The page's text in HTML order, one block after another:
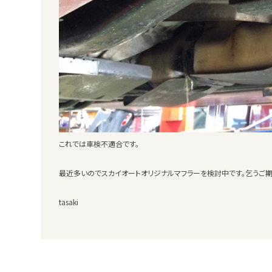
これでは車検不適合です。
最近多いのでスカイオートオリジナルマフラーを検討中です。乞うご
tasaki